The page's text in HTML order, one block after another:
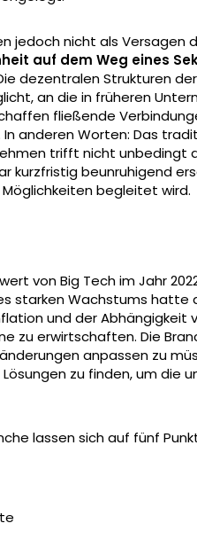
jedoch nicht als Versagen
auf dem Weg eines
dezentralen Strukturen
an die in früheren
fließende
In anderen Worten: Das
trifft nicht unbedingt
kurzfristig beunruhigend
begleitet wird.
von Big Tech im Jahr
starken Wachstums hatte
und der Abhängigkeit
zu erwirtschaften. Die
anpassen zu
zu finden, um die
lassen sich auf fünf